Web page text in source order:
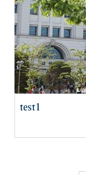
test1